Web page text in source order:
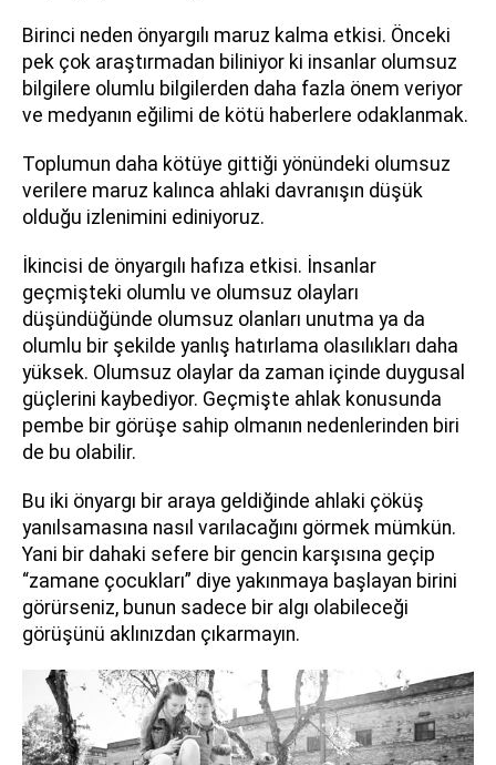
Birinci neden önyargılı maruz kalma etkisi. Önceki
pek çok araştırmadan biliniyor ki insanlar olumsuz
bilgilere olumlu bilgilerden daha fazla önem veriyor
ve medyanın eğilimi de kötü haberlere odaklanmak.
Toplumun daha kötüye gittiği yönündeki olumsuz
verilere maruz kalınca ahlaki davranışın düşük
olduğu izlenimini ediniyoruz.
İkincisi de önyargılı hafıza etkisi. İnsanlar
geçmişteki olumlu ve olumsuz olayları
düşündüğünde olumsuz olanları unutma ya da
olumlu bir şekilde yanlış hatırlama olasılıkları daha
yüksek. Olumsuz olaylar da zaman içinde duygusal
güçlerini kaybediyor. Geçmişte ahlak konusunda
pembe bir görüşe sahip olmanın nedenlerinden biri
de bu olabilir.
Bu iki önyargı bir araya geldiğinde ahlaki çöküş
yanılsamasına nasıl varılacağını görmek mümkün.
Yani bir dahaki sefere bir gencin karşısına geçip
“zamane çocukları” diye yakınmaya başlayan birini
görürseniz, bunun sadece bir algı olabileceği
görüşünü aklınızdan çıkarmayın.